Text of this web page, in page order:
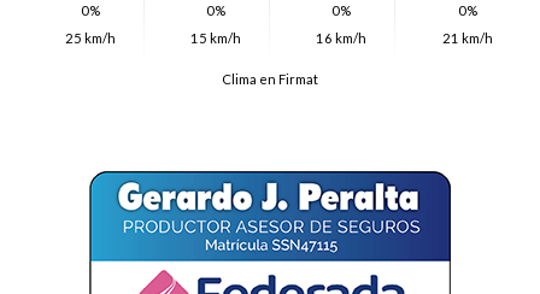
0%
25 km/h
0%
15 km/h
0%
16 km/h
0%
21 km/h
Clima en Firmat